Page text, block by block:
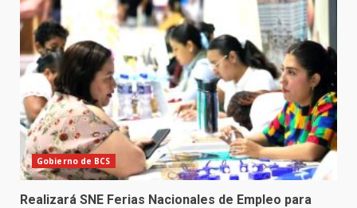
Gobierno de BCS
Realizará SNE Ferias Nacionales de Empleo para